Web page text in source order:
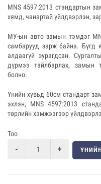
MNS 4597:2013 стандартын
хямд, чанартай үйлдвэрлэн,
МУ-ын авто замын тэмдэг
самбарууд зарж байна. Бүгд
алдаагүй зурагдсан.
дүрмээ тайлбарлах, замын
болно.
Үнийн хувьд 60см стандарт
эхлэн, MNS 4597:2013
төрлийн хэмжээгээр
Тоо